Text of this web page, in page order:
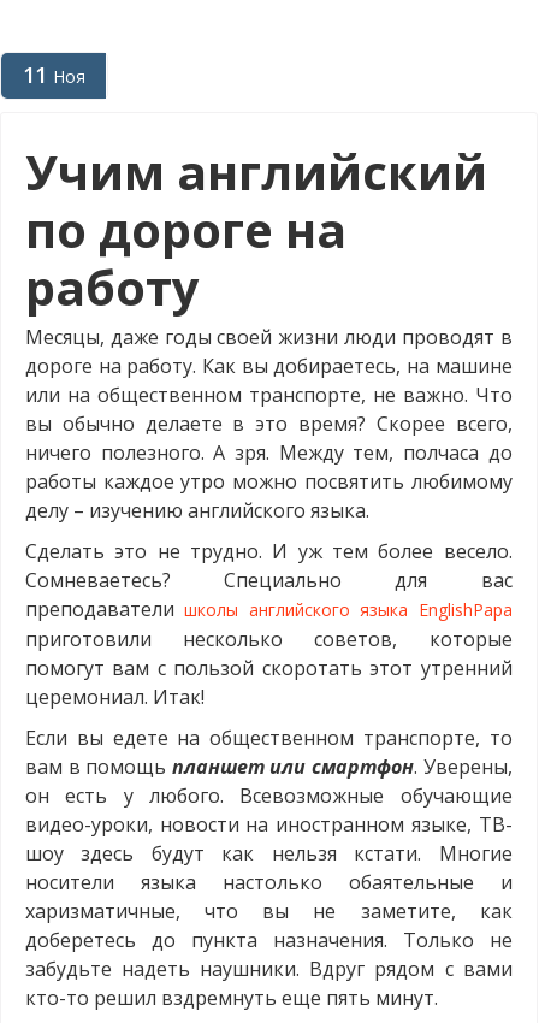
11 Ноя
Учим английский
по дороге на
работу
Месяцы, даже годы своей жизни люди проводят в
дороге на работу. Как вы добираетесь, на машине
или на общественном транспорте, не важно. Что
вы обычно делаете в это время? Скорее всего,
ничего полезного. А зря. Между тем, полчаса до
работы каждое утро можно посвятить любимому
делу – изучению английского языка.
Сделать это не трудно. И уж тем более весело.
Сомневаетесь? Специально для вас
преподавателишколы английского языка EnglishPapa
приготовили несколько советов, которые
помогут вам с пользой скоротать этот утренний
церемониал. Итак!
Если вы едете на общественном транспорте, то
вам в помощь планшет или смартфон. Уверены,
он есть у любого. Всевозможные обучающие
видео-уроки, новости на иностранном языке, ТВ-
шоу здесь будут как нельзя кстати. Многие
носители языка настолько обаятельные и
харизматичные, что вы не заметите, как
доберетесь до пункта назначения. Только не
забудьте надеть наушники. Вдруг рядом с вами
кто-то решил вздремнуть еще пять минут.